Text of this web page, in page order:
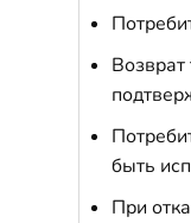
быть
При